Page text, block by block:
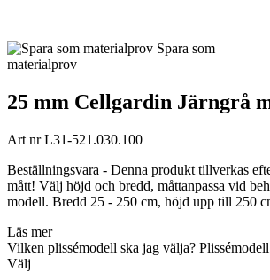
Spara som
materialprov
25 mm Cellgardin Järngrå
Art nrL31-521.030.100
Beställningsvara - Denna produkt tillverkas
mått! Välj höjd och bredd, måttanpassa vid
modell. Bredd 25 - 250 cm, höjd upp till 250
Läs mer
Vilken plissémodell ska jag välja? Plissémodell
Välj